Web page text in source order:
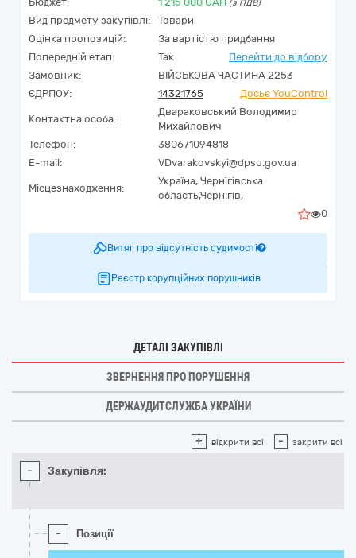
(з ПДВ)
Вид предмету закупівлі:
Товари
Оцінка пропозицій:
За вартістю придбання
Попередній етап:
Так
Перейти до відбору
Замовник:
ВІЙСЬКОВА ЧАСТИНА 2253
ЄДРПОУ:
14321765 Досьє YouControl
Контактна особа:
Двараковський Володимир
Михайлович
Телефон:
380671094818
E-mail:
VDvarakovskyi@dpsu.gov.ua
Місцезнаходження:
Україна, Чернігівська
область,Чернігів,
0
Витяг про відсутність судимості
Реєстр корупційних порушників
ДЕТАЛІ ЗАКУПІВЛІ
ЗВЕРНЕННЯ ПРО ПОРУШЕННЯ
ДЕРЖАУДИТСЛУЖБА УКРАЇНИ
+ відкрити всі - закрити всі
- Закупівля:
- Позиції